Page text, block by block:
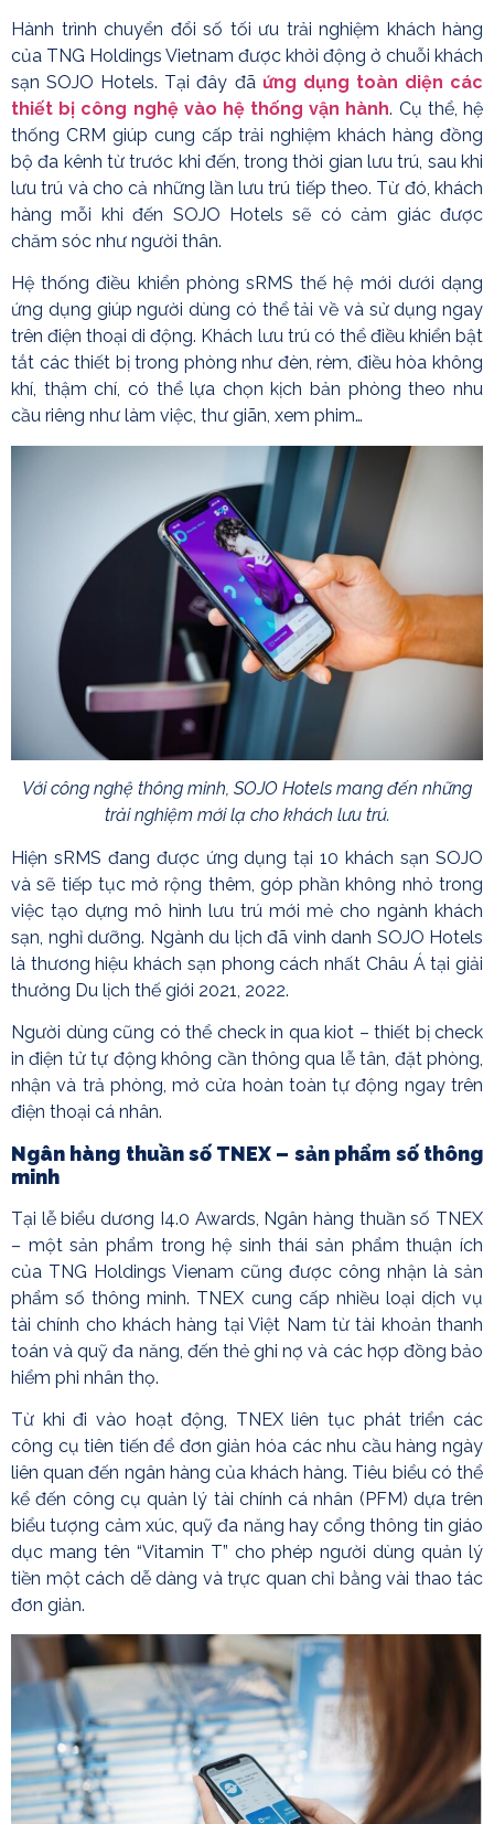
Hành trình chuyển đổi số tối ưu trải nghiệm khách hàng
của TNG Holdings Vietnam được khởi động ở chuỗi khách
sạn SOJO Hotels. Tại đây đã ứng dụng toàn diện các
thiết bị công nghệ vào hệ thống vận hành. Cụ thể, hệ
thống CRM giúp cung cấp trải nghiệm khách hàng đồng
bộ đa kênh từ trước khi đến, trong thời gian lưu trú, sau khi
lưu trú và cho cả những lần lưu trú tiếp theo. Từ đó, khách
hàng mỗi khi đến SOJO Hotels sẽ có cảm giác được
chăm sóc như người thân.
Hệ thống điều khiển phòng sRMS thế hệ mới dưới dạng
ứng dụng giúp người dùng có thể tải về và sử dụng ngay
trên điện thoại di động. Khách lưu trú có thể điều khiển bật
tắt các thiết bị trong phòng như đèn, rèm, điều hòa không
khí, thậm chí, có thể lựa chọn kịch bản phòng theo nhu
cầu riêng như làm việc, thư giãn, xem phim…
Với công nghệ thông minh, SOJO Hotels mang đến những
trải nghiệm mới lạ cho khách lưu trú.
Hiện sRMS đang được ứng dụng tại 10 khách sạn SOJO
và sẽ tiếp tục mở rộng thêm, góp phần không nhỏ trong
việc tạo dựng mô hình lưu trú mới mẻ cho ngành khách
sạn, nghỉ dưỡng. Ngành du lịch đã vinh danh SOJO Hotels
là thương hiệu khách sạn phong cách nhất Châu Á tại giải
thưởng Du lịch thế giới 2021, 2022.
Người dùng cũng có thể check in qua kiot – thiết bị check
in điện tử tự động không cần thông qua lễ tân, đặt phòng,
nhận và trả phòng, mở cửa hoàn toàn tự động ngay trên
điện thoại cá nhân.
Ngân hàng thuần số TNEX – sản phẩm số thông
minh
Tại lễ biểu dương I4.0 Awards, Ngân hàng thuần số TNEX
– một sản phẩm trong hệ sinh thái sản phẩm thuận ích
của TNG Holdings Vienam cũng được công nhận là sản
phẩm số thông minh. TNEX cung cấp nhiều loại dịch vụ
tài chính cho khách hàng tại Việt Nam từ tài khoản thanh
toán và quỹ đa năng, đến thẻ ghi nợ và các hợp đồng bảo
hiểm phi nhân thọ.
Từ khi đi vào hoạt động, TNEX liên tục phát triển các
công cụ tiên tiến để đơn giản hóa các nhu cầu hàng ngày
liên quan đến ngân hàng của khách hàng. Tiêu biểu có thể
kể đến công cụ quản lý tài chính cá nhân (PFM) dựa trên
biểu tượng cảm xúc, quỹ đa năng hay cổng thông tin giáo
dục mang tên “Vitamin T” cho phép người dùng quản lý
tiền một cách dễ dàng và trực quan chỉ bằng vài thao tác
đơn giản.